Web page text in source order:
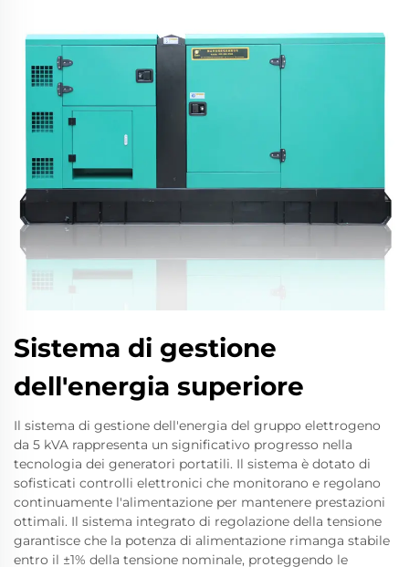
Sistema di gestione
dell'energia superiore
Il sistema di gestione dell'energia del gruppo elettrogeno
da 5 kVA rappresenta un significativo progresso nella
tecnologia dei generatori portatili. Il sistema è dotato di
sofisticati controlli elettronici che monitorano e regolano
continuamente l'alimentazione per mantenere prestazioni
ottimali. Il sistema integrato di regolazione della tensione
garantisce che la potenza di alimentazione rimanga stabile
entro il ±1% della tensione nominale, proteggendo le